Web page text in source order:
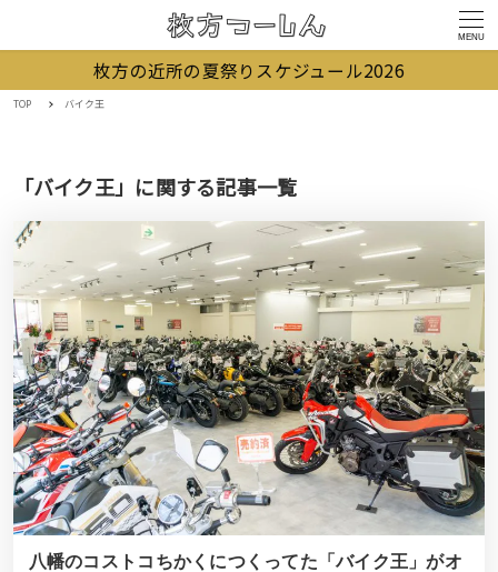
MENU
枚方の近所の夏祭りスケジュール2026
TOP バイク王
「バイク王」に関する記事一覧
八幡のコストコちかくにつくってた「バイク王」がオ